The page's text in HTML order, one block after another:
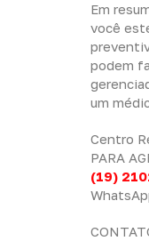
Em
você
podem
um
Centro
PARA
(19)